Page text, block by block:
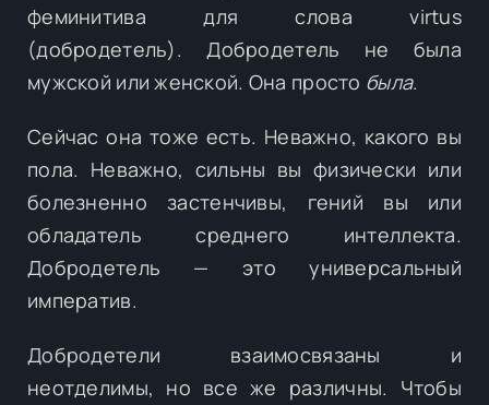
феминитива для слова virtus
(добродетель). Добродетель не была
мужской или женской. Она просто была.
Сейчас она тоже есть. Неважно, какого вы
пола. Неважно, сильны вы физически или
болезненно застенчивы, гений вы или
обладатель среднего интеллекта.
Добродетель — это универсальный
императив.
Добродетели взаимосвязаны и
неотделимы, но все же различны. Чтобы